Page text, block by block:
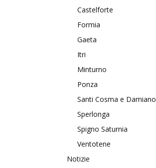
Castelforte
Formia
Gaeta
Itri
Minturno
Ponza
Santi Cosma e Damiano
Sperlonga
Spigno Saturnia
Ventotene
Notizie